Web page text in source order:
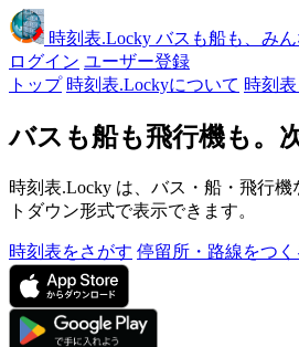
時刻表.Locky バスも船も、み
ログイン ユーザー登録
トップ 時刻表.Lockyについて 時刻
バスも船も飛行機も。
時刻表.Locky は、バス・船・飛行
トダウン形式で表示できます。
時刻表をさがす 停留所・路線をつく